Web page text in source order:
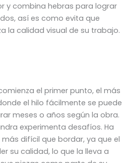
y combina hebras para lograr
así es como evita que
la calidad visual de su trabajo.
el primer punto, el más
el hilo fácilmente se puede
meses o años según la obra.
experimenta desafíos. Ha
difícil que bordar, ya que el
su calidad, lo que la lleva a